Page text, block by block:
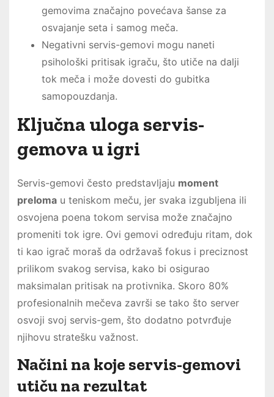
gemovima značajno povećava šanse za
osvajanje seta i samog meča.
Negativni servis-gemovi mogu naneti
psihološki pritisak igraču, što utiče na dalji
tok meča i može dovesti do gubitka
samopouzdanja.
Ključna uloga servis-
gemova u igri
Servis-gemovi često predstavljaju moment
prelomau teniskom meču, jer svaka izgubljena ili
osvojena poena tokom servisa može značajno
promeniti tok igre. Ovi gemovi određuju ritam, dok
ti kao igrač moraš da održavaš fokus i preciznost
prilikom svakog servisa, kako bi osigurao
maksimalan pritisak na protivnika. Skoro 80%
profesionalnih mečeva završi se tako što server
osvoji svoj servis-gem, što dodatno potvrđuje
njihovu stratešku važnost.
Načini na koje servis-gemovi
utiču na rezultat